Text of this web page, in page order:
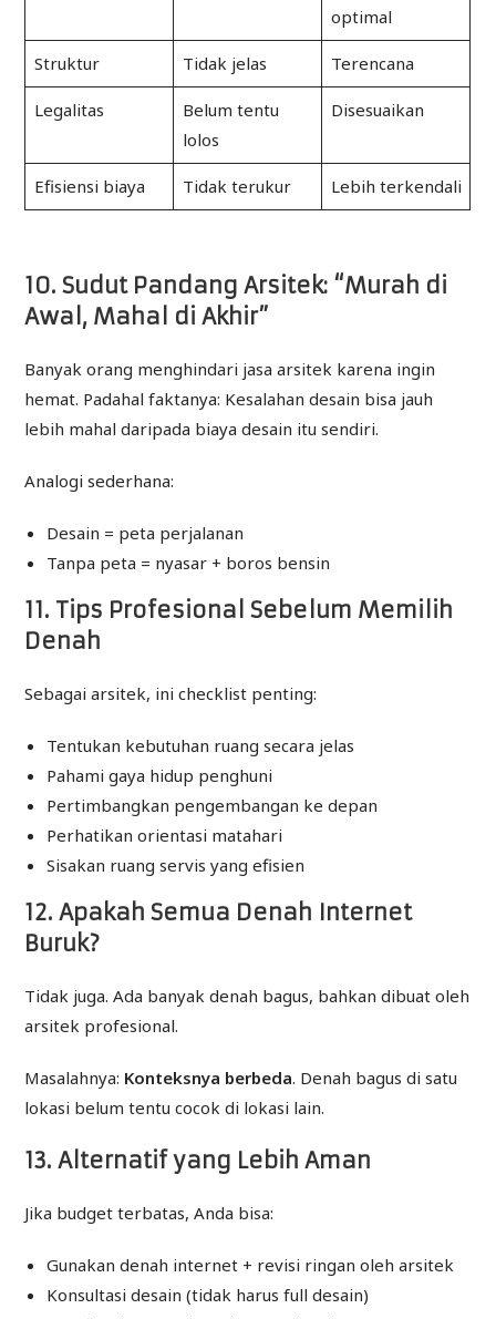
optimal
Struktur Tidak jelas Terencana
Legalitas
Belum tentu
lolos
Disesuaikan
Efisiensi biaya Tidak terukur Lebih terkendali
10. Sudut Pandang Arsitek: “Murah di
Awal, Mahal di Akhir”
Banyak orang menghindari jasa arsitek karena ingin
hemat. Padahal faktanya: Kesalahan desain bisa jauh
lebih mahal daripada biaya desain itu sendiri.
Analogi sederhana:
Desain = peta perjalanan
Tanpa peta = nyasar + boros bensin
11. Tips Profesional Sebelum Memilih
Denah
Sebagai arsitek, ini checklist penting:
Tentukan kebutuhan ruang secara jelas
Pahami gaya hidup penghuni
Pertimbangkan pengembangan ke depan
Perhatikan orientasi matahari
Sisakan ruang servis yang efisien
12. Apakah Semua Denah Internet
Buruk?
Tidak juga. Ada banyak denah bagus, bahkan dibuat oleh
arsitek profesional.
Masalahnya: Konteksnya berbeda. Denah bagus di satu
lokasi belum tentu cocok di lokasi lain.
13. Alternatif yang Lebih Aman
Jika budget terbatas, Anda bisa:
Gunakan denah internet + revisi ringan oleh arsitek
Konsultasi desain (tidak harus full desain)